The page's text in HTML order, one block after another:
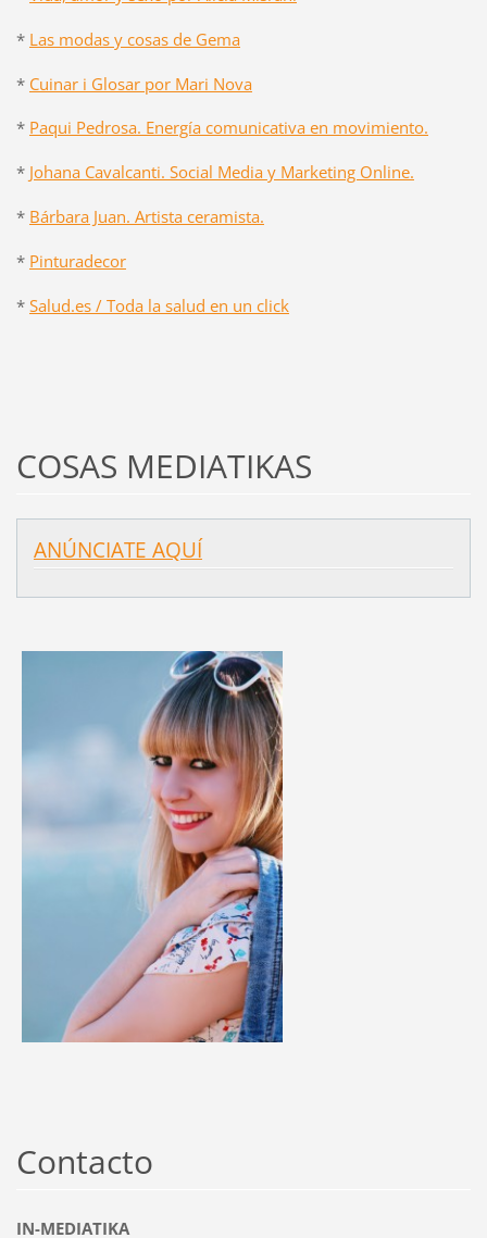
* Las modas y cosas de Gema
* Cuinar i Glosar por Mari Nova
* Paqui Pedrosa. Energía comunicativa en movimiento.
* Johana Cavalcanti. Social Media y Marketing Online.
* Bárbara Juan. Artista ceramista.
* Pinturadecor
* Salud.es / Toda la salud en un click
COSAS MEDIATIKAS
ANÚNCIATE AQUÍ
Contacto
IN-MEDIATIKA